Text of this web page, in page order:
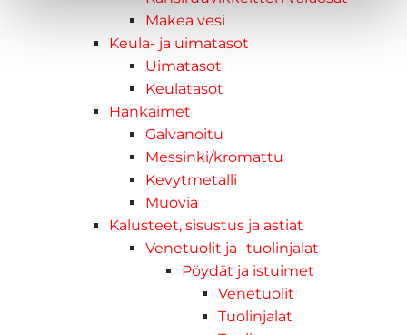
Makea vesi
Keula- ja uimatasot
Uimatasot
Keulatasot
Hankaimet
Galvanoitu
Messinki/kromattu
Kevytmetalli
Muovia
Kalusteet, sisustus ja astiat
Venetuolit ja -tuolinjalat
Pöydät ja istuimet
Venetuolit
Tuolinjalat